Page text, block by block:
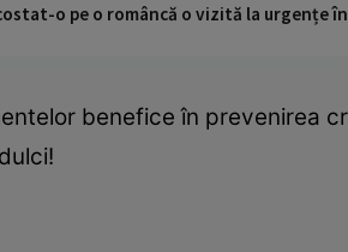
o pe o româncă o vizită la urgențe
benefice în prevenirea